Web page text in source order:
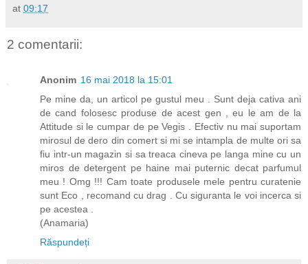
at 09:17
2 comentarii:
Anonim 16 mai 2018 la 15:01
Pe mine da, un articol pe gustul meu . Sunt deja cativa ani
de cand folosesc produse de acest gen , eu le am de la
Attitude si le cumpar de pe Vegis . Efectiv nu mai suportam
mirosul de dero din comert si mi se intampla de multe ori sa
fiu intr-un magazin si sa treaca cineva pe langa mine cu un
miros de detergent pe haine mai puternic decat parfumul
meu ! Omg !!! Cam toate produsele mele pentru curatenie
sunt Eco , recomand cu drag . Cu siguranta le voi incerca si
pe acestea .
(Anamaria)
Răspundeți